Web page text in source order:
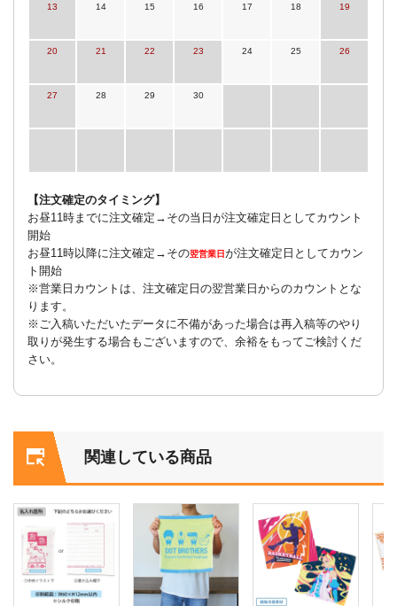
13 14 15 16 17 18 19
20 21 22 23 24 25 26
27 28 29 30
【注文確定のタイミング】
お昼11時までに注文確定→その当日が注文確定日としてカウント
開始
お昼11時以降に注文確定→その翌営業日が注文確定日としてカウン
ト開始
※営業日カウントは、注文確定日の翌営業日からのカウントとな
ります。
※ご入稿いただいたデータに不備があった場合は再入稿等のやり
取りが発生する場合もございますので、余裕をもってご検討くだ
さい。
関連している商品